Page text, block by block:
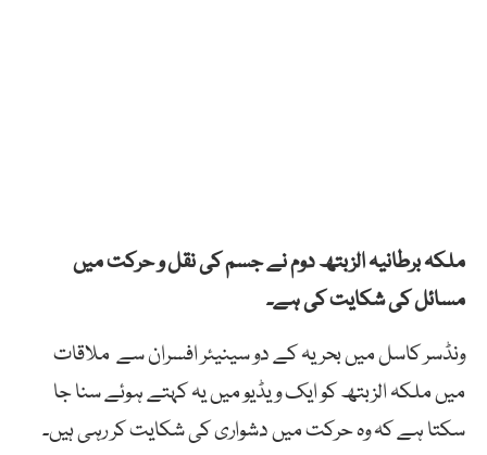
ملکہ برطانیہ الزبتھ دوم نے جسم کی نقل و حرکت میں
مسائل کی شکایت کی ہے۔
ونڈسر کاسل میں بحریہ کے دو سینیئر افسران سے ملاقات
میں ملکہ الزبتھ کو ایک ویڈیو میں یہ کہتے ہوئے سنا جا
سکتا ہے کہ وہ حرکت میں دشواری کی شکایت کر رہی ہیں۔